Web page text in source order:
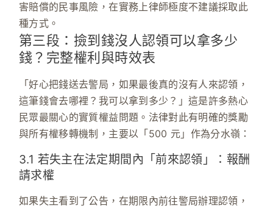
害賠償的民事風險，在實務上律師極度不建議採取此
種方式。
第三段：撿到錢沒人認領可以拿多少
錢？完整權利與時效表
「好心把錢送去警局，如果最後真的沒有人來認領，
這筆錢會去哪裡？我可以拿到多少？」這是許多熱心
民眾最關心的實質權益問題。法律對此有明確的獎勵
與所有權移轉機制，主要以「500 元」作為分水嶺：
3.1 若失主在法定期間內「前來認領」：報酬
請求權
如果失主看到了公告，在期限內前往警局辦理認領，